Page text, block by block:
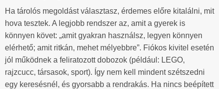
Ha tárolós megoldást választasz, érdemes előre kitalálni, mit
hova tesztek. A legjobb rendszer az, amit a gyerek is
könnyen követ: „amit gyakran használsz, legyen könnyen
elérhető; amit ritkán, mehet mélyebbre”. Fiókos kivitel esetén
jól működnek a feliratozott dobozok (például: LEGO,
rajzcucc, társasok, sport). Így nem kell mindent szétszedni
egy keresésnél, és gyorsabb a rendrakás. Ha nincs beépített